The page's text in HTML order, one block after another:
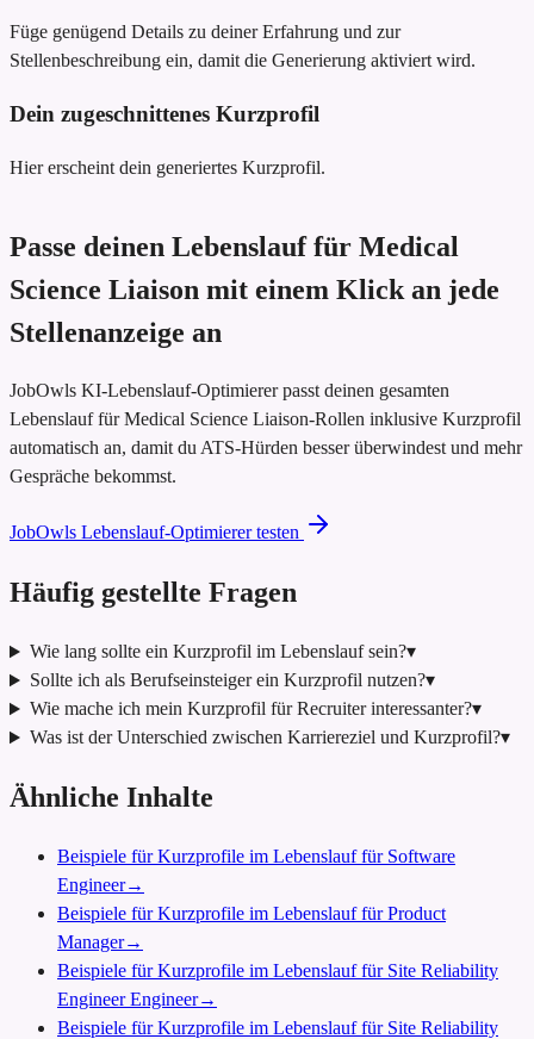
Füge genügend Details zu deiner Erfahrung und zur
Stellenbeschreibung ein, damit die Generierung aktiviert wird.
Dein zugeschnittenes Kurzprofil
Hier erscheint dein generiertes Kurzprofil.
Passe deinen Lebenslauf für Medical
Science Liaison mit einem Klick an jede
Stellenanzeige an
JobOwls KI-Lebenslauf-Optimierer passt deinen gesamten
Lebenslauf für Medical Science Liaison-Rollen inklusive Kurzprofil
automatisch an, damit du ATS-Hürden besser überwindest und mehr
Gespräche bekommst.
JobOwls Lebenslauf-Optimierer testen
Häufig gestellte Fragen
Wie lang sollte ein Kurzprofil im Lebenslauf sein?▾
Sollte ich als Berufseinsteiger ein Kurzprofil nutzen?▾
Wie mache ich mein Kurzprofil für Recruiter interessanter?▾
Was ist der Unterschied zwischen Karriereziel und Kurzprofil?▾
Ähnliche Inhalte
Beispiele für Kurzprofile im Lebenslauf für Software
Engineer→
Beispiele für Kurzprofile im Lebenslauf für Product
Manager→
Beispiele für Kurzprofile im Lebenslauf für Site Reliability
Engineer Engineer→
Beispiele für Kurzprofile im Lebenslauf für Site Reliability